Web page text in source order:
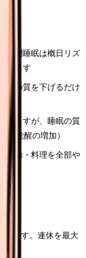
の昼間睡眠は概日リズ
せます
眠の質を下げるだけ
めますが、睡眠の質
途覚醒の増加）
掃除・料理を全部や
重です。連休を最大